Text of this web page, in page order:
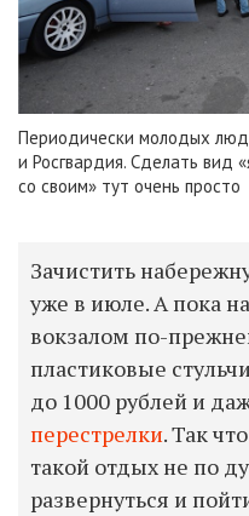
Периодически молодых
и Росгвардия. Сделать вид
со своим» тут очень просто
Зачистить
уже в июле. А пока
вокзалом по-
пластиковые
до 1000 рублей и
перестрелки. Так
такой отдых не по
развернуться и